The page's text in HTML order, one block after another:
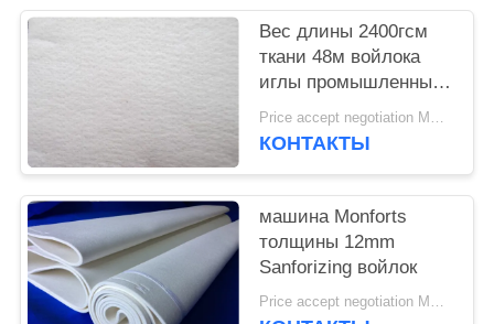
Вес длины 2400гсм
ткани 48м войлока
иглы промышленный
для цементной
промышленности
Price accept negotiation MOQ:Один ПК
КОНТАКТЫ
машина Monforts
толщины 12mm
Sanforizing войлок
Price accept negotiation MOQ:1 часть